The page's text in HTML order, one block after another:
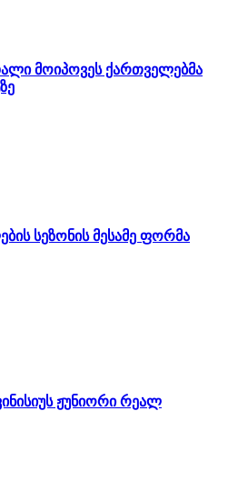
მოიპოვეს ქართველებმა
სეზონის მესამე ფორმა
ჟუნიორი რეალ